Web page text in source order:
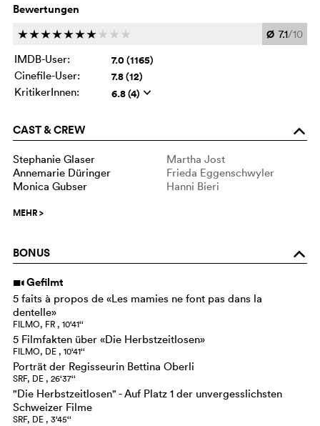
Bewertungen
ccccccc c c c Ø 7.1/10
IMDB-User:
7.0 (1165)
Cinefile-User: 7.8 (12)
KritikerInnen: 6.8 (4) q
CAST & CREW o
Stephanie Glaser
Martha Jost
Annemarie Düringer
Frieda Eggenschwyler
Monica Gubser
Hanni Bieri
MEHR>
BONUS o
i Gefilmt
5 faits à propos de «Les mamies ne font pas dans la
dentelle»
FILMO, FR , 10‘41‘‘
5 Filmfakten über «Die Herbstzeitlosen»
FILMO, DE , 10‘41‘‘
Porträt der Regisseurin Bettina Oberli
SRF, DE , 26‘37‘‘
"Die Herbstzeitlosen" - Auf Platz 1 der unvergesslichsten
Schweizer Filme
SRF, DE , 3‘45‘‘